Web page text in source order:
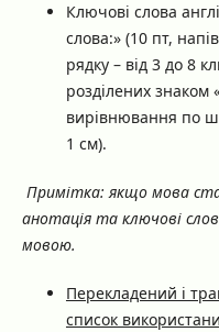
Ключові слова
слова:» (10 пт,
рядку – від 3 до 8
розділених
вирівнювання по
1 см).
Примітка: якщо мова
анотація та ключові
мовою.
Перекладений і
список